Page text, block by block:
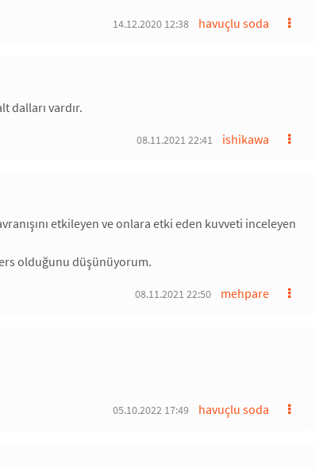
havuçlu soda
14.12.2020 12:38
dalları vardır.
ishikawa
08.11.2021 22:41
etkileyen ve onlara etki eden kuvveti inceleyen
olduğunu düşünüyorum.
mehpare
08.11.2021 22:50
havuçlu soda
05.10.2022 17:49